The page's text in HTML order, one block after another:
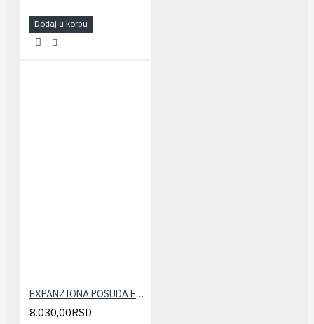
Dodaj u korpu
EXPANZIONA POSUDA ELBI 35 LIT.(nogice)
8.030,00RSD